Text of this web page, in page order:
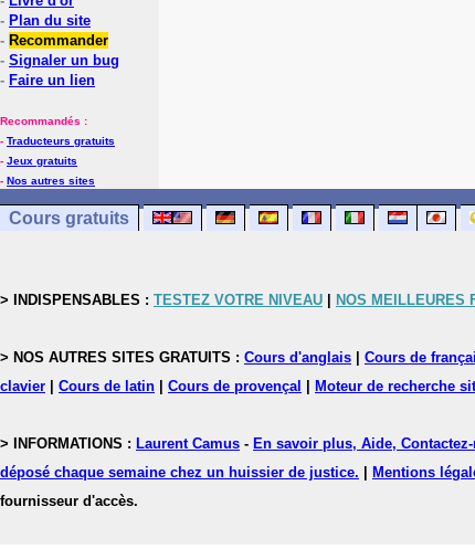
- Plan du site
- Recommander
- Signaler un bug
- Faire un lien
Recommandés :
- Traducteurs gratuits
- Jeux gratuits
- Nos autres sites
Cours gratuits
> INDISPENSABLES : TESTEZ VOTRE NIVEAU NOS MEILLEURES
> NOS AUTRES SITES GRATUITS : Cours d'anglais Cours de
clavier
Cours de latin Cours de provençal Moteur de recherche
> INFORMATIONS : Laurent Camus - En savoir plus, Aide,
déposé chaque semaine chez un huissier de justice.
Mentions
fournisseur d'accès.